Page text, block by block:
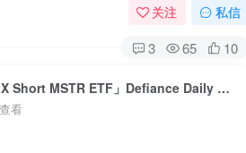
关注 私信
3 65 10
「Defiance Daily Target 2X Short MSTR ETF」Defiance Daily Target 2X Short MSTR ETF：每日-2倍杠杆，高风险高回报投资秘籍！
看